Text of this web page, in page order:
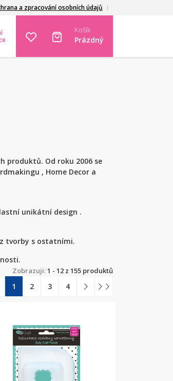
a zpracování osobních údajů
Košík
Prázdný
produktů. Od roku 2006 se
, Home Decor a
unikátní design .
tvorby s ostatními.
Zobrazuji:1 - 12 z 155 produktů
1 2 3 4